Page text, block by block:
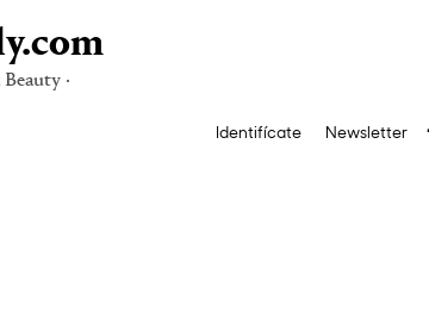
·
Identifícate Newsletter